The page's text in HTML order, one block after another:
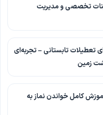
تخصصی و مدیریت
تعطیلات تابستانی – تجربه‌ای
زمین
کامل خواندن نماز به